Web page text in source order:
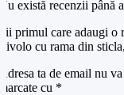
există recenzii până
primul care adaugi o
cu rama din
ta de email nu
cu *